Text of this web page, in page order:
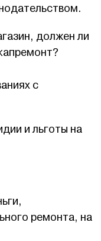
должен ли
с
и льготы на
ремонта, на